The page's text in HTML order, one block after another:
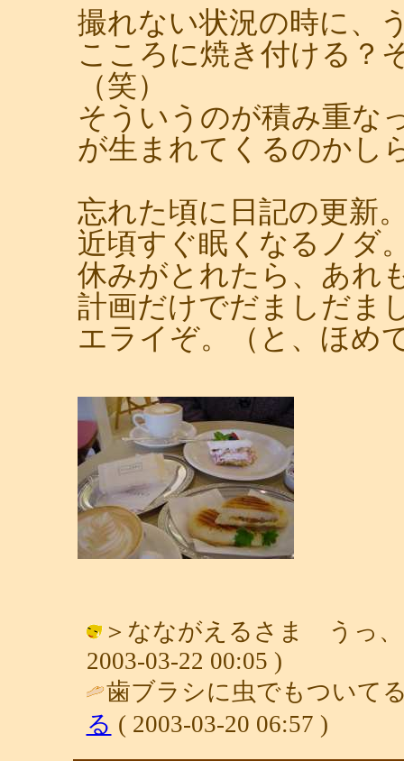
撮れない状況の時に、
こころに焼き付ける？
（笑）
そういうのが積み重な
が生まれてくるのかし
忘れた頃に日記の更新
近頃すぐ眠くなるノダ
休みがとれたら、あれ
計画だけでだましだま
エライぞ。（と、ほめ
＞なながえるさま うっ、
2003-03-22 00:05 )
歯ブラシに虫でもついて
る ( 2003-03-20 06:57 )